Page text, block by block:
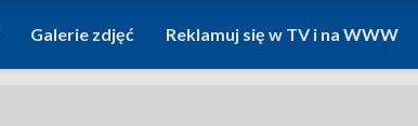
Galerie zdjęć Reklamuj się w TV i na WWW